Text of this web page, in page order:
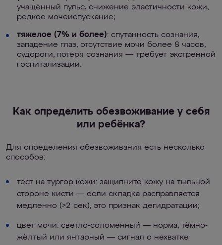
учащённый пульс, снижение эластичности кожи,
редкое мочеиспускание;
тяжелое (7% и более): спутанность сознания,
западение глаз, отсутствие мочи более 8 часов,
судороги, потеря сознания — требует экстренной
госпитализации.
Как определить обезвоживание у себя
или ребёнка?
Для определения обезвоживания есть несколько
способов:
тест на тургор кожи: защипните кожу на тыльной
стороне кисти — если складка расправляется
медленно (>2 сек), это признак дегидратации;
цвет мочи: светло-соломенный — норма, тёмно-
жёлтый или янтарный — сигнал о нехватке